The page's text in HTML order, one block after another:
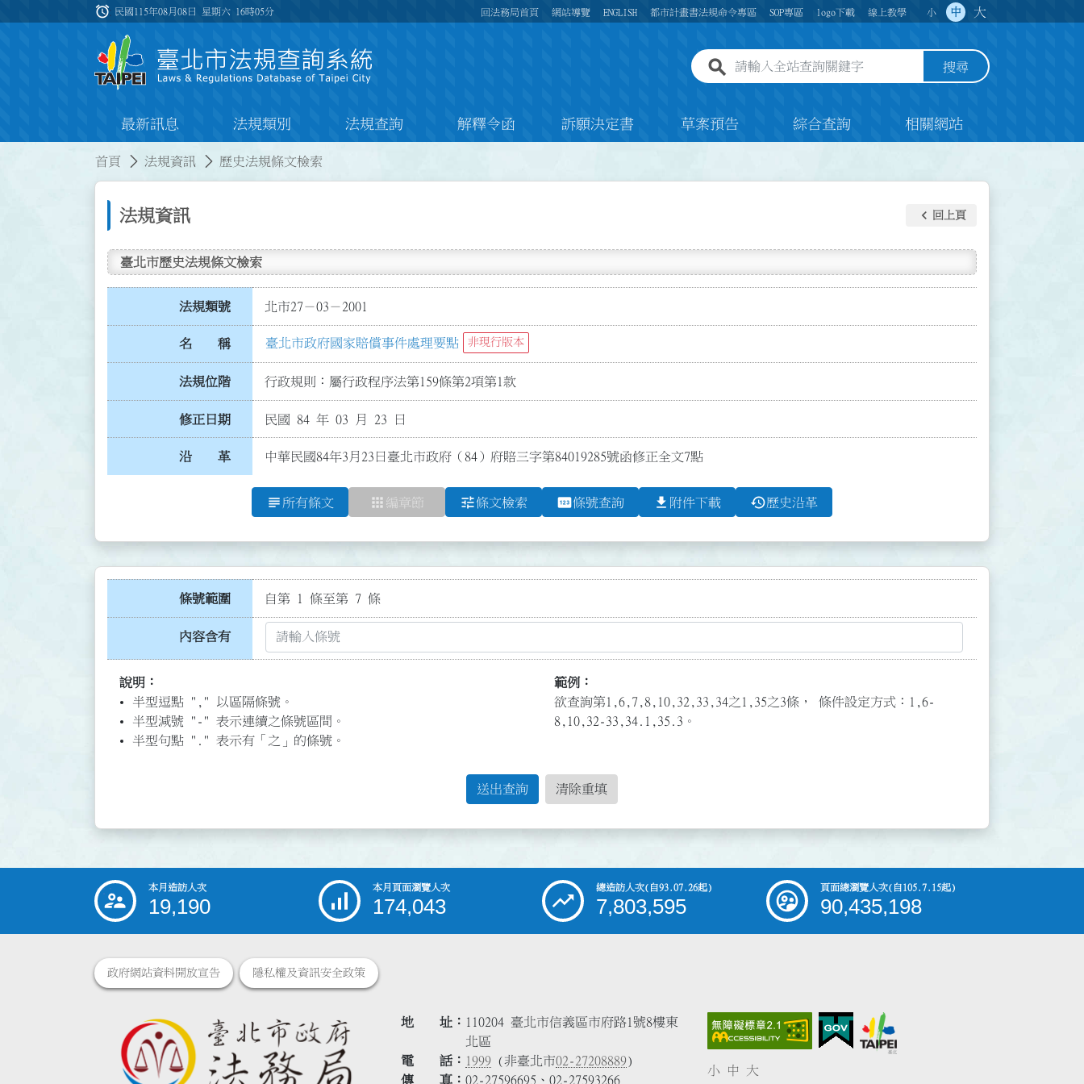
:::
alarm 民國115年08月08日 星期六 16時05分 回法務局首頁 網站導覽 ENGLISH 都市計畫書法規命令專區 SOP專區 logo下載 線上教學 小 中 大
全站查詢關鍵字欄位 搜尋
最新訊息 法規類別 法規查詢 解釋令函 訴願決定書 草案預告 綜合查詢 相關網站
首頁 法規資訊 歷史法規條文檢索
法規資訊 keyboard_arrow_left 回上頁
臺北市歷史法規條文檢索
法規類號 北市27－03－2001
名 稱 臺北市政府國家賠償事件處理要點 非現行版本
法規位階 行政規則：屬行政程序法第159條第2項第1款
修正日期 民國 84 年 03 月 23 日
沿 革 中華民國84年3月23日臺北市政府（84）府賠三字第84019285號函修正全文7點
subject 所有條文 apps 編章節 tune條文檢索 pin條號查詢 file_download 附件下載 history歷史沿革
條號範圍 自第 1 條至第 7 條
內容含有
說明：
半型逗點 "," 以區隔條號。
半型減號 "-" 表示連續之條號區間。
半型句點 "." 表示有「之」的條號。
範例：
欲查詢第1,6,7,8,10,32,33,34之1,35之3條， 條件設定方式：1,6-
8,10,32-33,34.1,35.3。
送出查詢 清除重填
::: 本月造訪人次
19,190
本月頁面瀏覽人次
174,043
總造訪人次(自93.07.26起)
7,803,595
頁面總瀏覽人次(自105.7.15起)
90,435,198
政府網站資料開放宣告 隱私權及資訊安全政策
地 址
110204 臺北市信義區市府路1號8樓東
北區
電 話
1999 (非臺北市02-27208889)
傳 真
02-27596695、02-27593266
小 中 大